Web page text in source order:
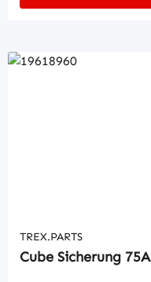
TREX.PARTS
Cube Sicherung 75A